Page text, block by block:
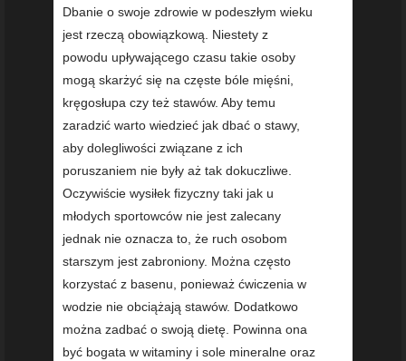
Dbanie o swoje zdrowie w podeszłym wieku
jest rzeczą obowiązkową. Niestety z
powodu upływającego czasu takie osoby
mogą skarżyć się na częste bóle mięśni,
kręgosłupa czy też stawów. Aby temu
zaradzić warto wiedzieć jak dbać o stawy,
aby dolegliwości związane z ich
poruszaniem nie były aż tak dokuczliwe.
Oczywiście wysiłek fizyczny taki jak u
młodych sportowców nie jest zalecany
jednak nie oznacza to, że ruch osobom
starszym jest zabroniony. Można często
korzystać z basenu, ponieważ ćwiczenia w
wodzie nie obciążają stawów. Dodatkowo
można zadbać o swoją dietę. Powinna ona
być bogata w witaminy i sole mineralne oraz